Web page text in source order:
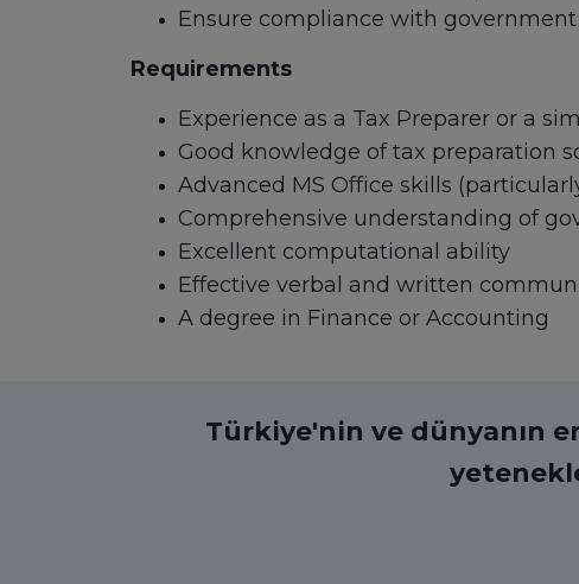
Ensure compliance with
Requirements
Experience as a Tax Preparer or a
Good knowledge of tax preparation
Advanced MS Office skills
Comprehensive understanding of
Excellent computational ability
Effective verbal and written
A degree in Finance or Accounting
Türkiye'nin ve dünyanın